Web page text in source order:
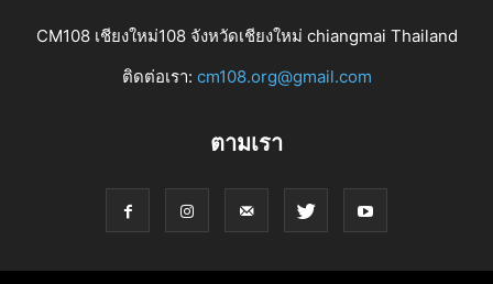
CM108 เชียงใหม่108 จังหวัดเชียงใหม่ chiangmai Thailand
ติดต่อเรา: cm108.org@gmail.com
ตามเรา